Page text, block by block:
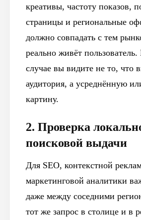
креативы, частоту показов,
страницы и региональные
должно совпадать с тем
реально живёт
случае вы видите не то, что
аудитория, а усреднённую
картину.
2. Проверка
поисковой выдачи
Для SEO, контекстной
маркетинговой аналитики
даже между соседними
тот же запрос в столице и в